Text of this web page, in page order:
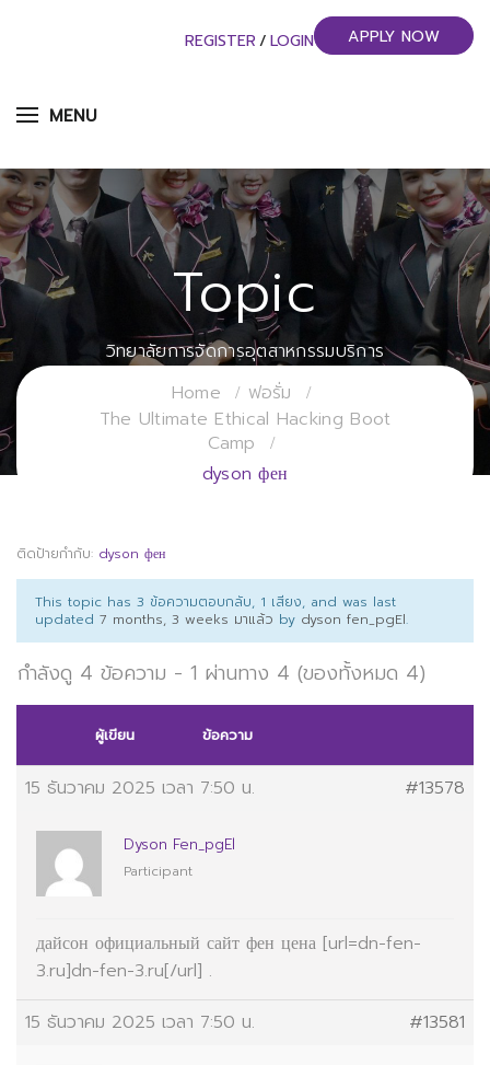
MENU
REGISTER / LOGIN APPLY NOW
Topic
วิทยาลัยการจัดการอุตสาหกรรมบริการ
มหาวิทยาลัยราชภัฏสวนสุนันทา
Home
ฟอรั่ม
The Ultimate Ethical Hacking Boot
Camp
dyson фен
ติดป้ายกำกับ: dyson фен
This topic has 3 ข้อความตอบกลับ, 1 เสียง, and was last
updated 7 months, 3 weeks มาแล้ว by dyson fen_pgEl.
กำลังดู 4 ข้อความ - 1 ผ่านทาง 4 (ของทั้งหมด 4)
ผู้เขียน ข้อความ
15 ธันวาคม 2025 เวลา 7:50 น. #13578
Dyson Fen_pgEl
Participant
дайсон официальный сайт фен цена [url=dn-fen-
3.ru]dn-fen-3.ru[/url] .
15 ธันวาคม 2025 เวลา 7:50 น.
#13581